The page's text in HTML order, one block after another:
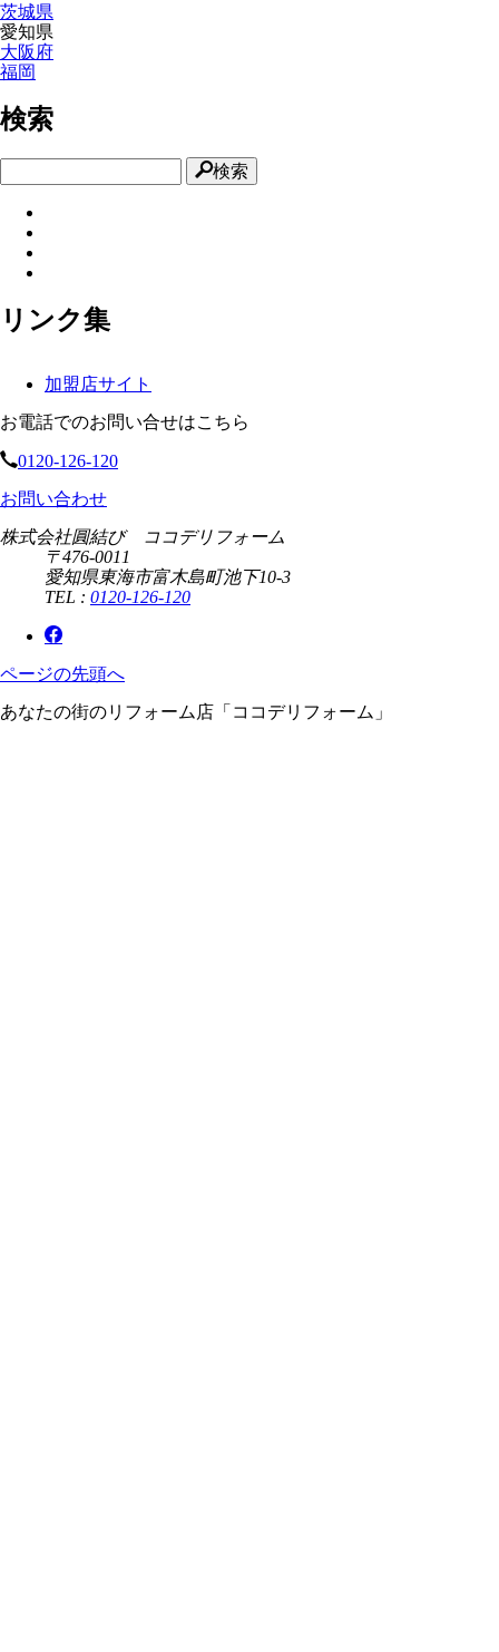
茨城県
愛知県
大阪府
福岡
検索
検索
リンク集
加盟店サイト
お電話でのお問い合せはこちら
0120-126-120
お問い合わせ
株式会社圓結び ココデリフォーム
〒476-0011
愛知県東海市富木島町池下10-3
TEL : 0120-126-120
ページの先頭へ
あなたの街のリフォーム店「ココデリフォーム」